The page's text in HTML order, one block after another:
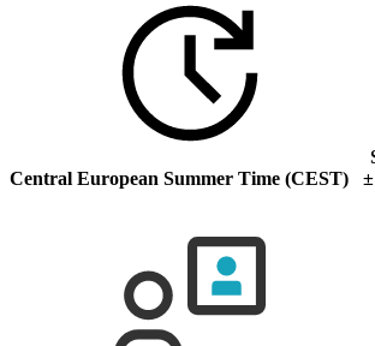
Central European Summer Time (CEST)